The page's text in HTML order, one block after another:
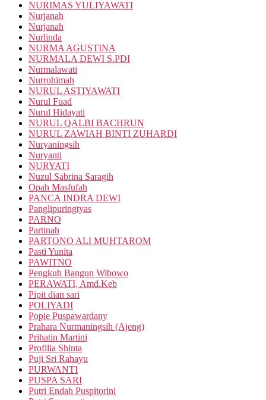
NURIMAS YULIYAWATI
Nurjanah
Nurjanah
Nurlinda
NURMA AGUSTINA
NURMALA DEWI S.PDI
Nurmalawati
Nurrohimah
NURUL ASTIYAWATI
Nurul Fuad
Nurul Hidayati
NURUL QALBI BACHRUN
NURUL ZAWIAH BINTI ZUHARDI
Nuryaningsih
Nuryanti
NURYATI
Nuzul Sabrina Saragih
Opah Masfufah
PANCA INDRA DEWI
Panglipuringtyas
PARNO
Partinah
PARTONO ALI MUHTAROM
Pasti Yunita
PAWITNO
Pengkuh Bangun Wibowo
PERAWATI, Amd.Keb
Pipit dian sari
POLIYADI
Popie Puspawardany
Prahara Nurmaningsih (Ajeng)
Prihatin Martini
Profilia Shinta
Puji Sri Rahayu
PURWANTI
PUSPA SARI
Putri Endah Puspitorini